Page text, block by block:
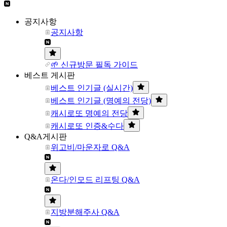
공지사항
공지사항
🌱 신규방문 필독 가이드
베스트 게시판
베스트 인기글 (실시간)
베스트 인기글 (명예의 전당)
캐시로또 명예의 전당
캐시로또 인증&수다
Q&A게시판
위고비/마운자로 Q&A
온다/인모드 리프팅 Q&A
지방분해주사 Q&A